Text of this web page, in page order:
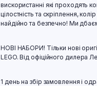
вискористанні які проходять
цілостність та скріплення,
найдійно та безпечно! Ми
НОВІ НАБОРИ! Тільки нові
LEGO. Від офіційного дилера
1 день на збір замовлення і